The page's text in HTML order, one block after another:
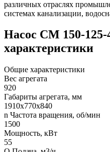
различных отраслях
системах канализации,
Насос СМ 150-125-
характеристики
Общие характеристики
Вес агрегата
920
Габариты агрегата, мм
1910х770х840
n Частота вращения, об/мин
1500
Мощность, кВт
55